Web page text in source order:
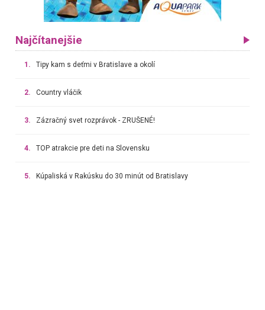
Najčítanejšie
1. Tipy kam s deťmi v Bratislave a okolí
2. Country vláčik
3. Zázračný svet rozprávok - ZRUŠENÉ!
4. TOP atrakcie pre deti na Slovensku
5. Kúpaliská v Rakúsku do 30 minút od Bratislavy